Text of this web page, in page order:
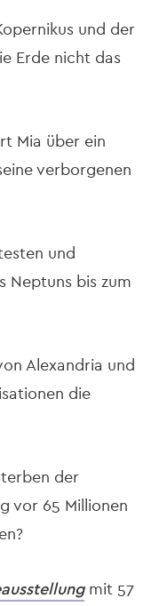
und der
Erde nicht das
Mia über ein
verborgenen
und
Neptuns bis zum
Alexandria und
die
der
vor 65 Millionen
mit 57